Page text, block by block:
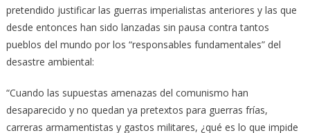
pretendido justificar las guerras imperialistas anteriores y las que
desde entonces han sido lanzadas sin pausa contra tantos
pueblos del mundo por los “responsables fundamentales” del
desastre ambiental:
“Cuando las supuestas amenazas del comunismo han
desaparecido y no quedan ya pretextos para guerras frías,
carreras armamentistas y gastos militares, ¿qué es lo que impide